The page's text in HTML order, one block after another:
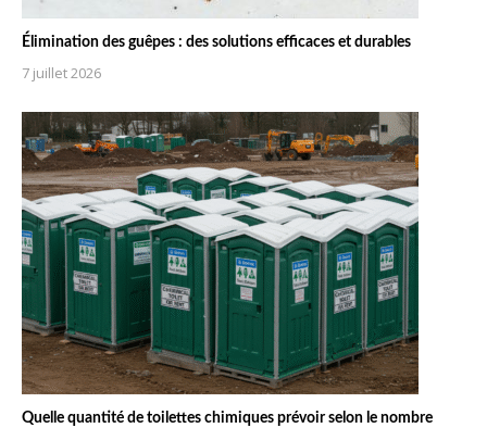
Élimination des guêpes : des solutions efficaces et durables
7 juillet 2026
Quelle quantité de toilettes chimiques prévoir selon le nombre